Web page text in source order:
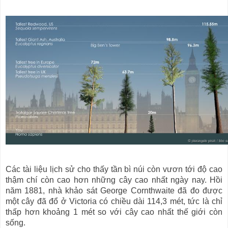
Các tài liệu lịch sử cho thấy tần bì núi còn vươn tới độ cao
thậm chí còn cao hơn những cây cao nhất ngày nay. Hồi
năm 1881, nhà khảo sát George Cornthwaite đã đo được
một cây đã đổ ở Victoria có chiều dài 114,3 mét, tức là chỉ
thấp hơn khoảng 1 mét so với cây cao nhất thế giới còn
sống.